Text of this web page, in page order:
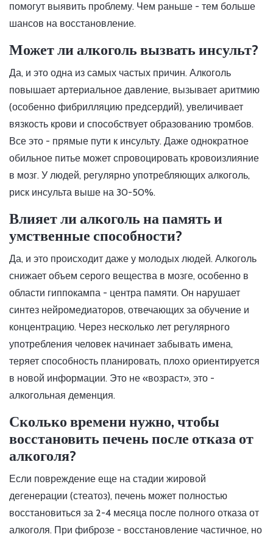
помогут выявить проблему. Чем раньше - тем больше
шансов на восстановление.
Может ли алкоголь вызвать инсульт?
Да, и это одна из самых частых причин. Алкоголь
повышает артериальное давление, вызывает аритмию
(особенно фибрилляцию предсердий), увеличивает
вязкость крови и способствует образованию тромбов.
Все это - прямые пути к инсульту. Даже однократное
обильное питье может спровоцировать кровоизлияние
в мозг. У людей, регулярно употребляющих алкоголь,
риск инсульта выше на 30-50%.
Влияет ли алкоголь на память и
умственные способности?
Да, и это происходит даже у молодых людей. Алкоголь
снижает объем серого вещества в мозге, особенно в
области гиппокампа - центра памяти. Он нарушает
синтез нейромедиаторов, отвечающих за обучение и
концентрацию. Через несколько лет регулярного
употребления человек начинает забывать имена,
теряет способность планировать, плохо ориентируется
в новой информации. Это не «возраст», это -
алкогольная деменция.
Сколько времени нужно, чтобы
восстановить печень после отказа от
алкоголя?
Если повреждение еще на стадии жировой
дегенерации (стеатоз), печень может полностью
восстановиться за 2-4 месяца после полного отказа от
алкоголя. При фиброзе - восстановление частичное, но